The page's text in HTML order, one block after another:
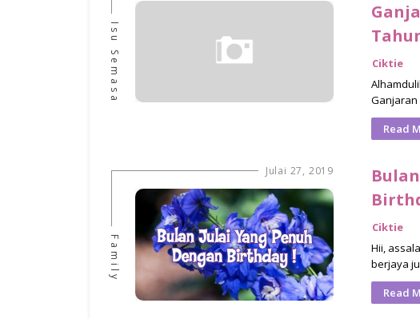
Isu Semasa
Ciktie
Ganjaran
Read
Julai 27, 2019
Family
Ciktie
Hii,
berjaya
Read